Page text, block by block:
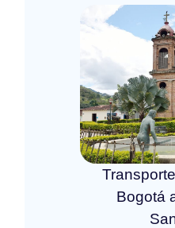
Bogotá